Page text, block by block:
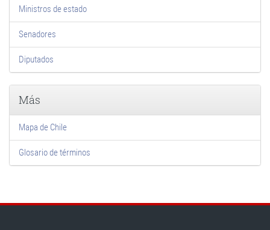
Ministros de estado
Senadores
Diputados
Más
Mapa de Chile
Glosario de términos